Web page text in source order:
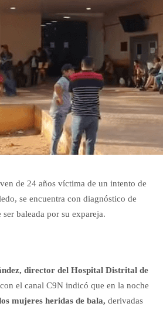
de 24 años víctima de un intento de
se encuentra con diagnóstico de
baleada por su expareja.
director del Hospital Distrital de
el canal C9N indicó que en la noche
mujeres heridas de bala,derivadas